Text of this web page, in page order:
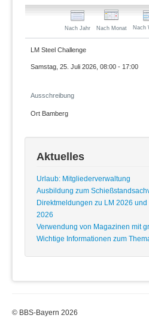
Nach Jahr Nach Monat Nach
LM Steel Challenge
Samstag, 25. Juli 2026, 08:00 - 17:00
Ausschreibung
Ort Bamberg
Aktuelles
Urlaub: Mitgliederverwaltung
Ausbildung zum
Direktmeldungen zu LM 2026
2026
Verwendung von Magazinen mit
Wichtige Informationen zum
© BBS-Bayern 2026